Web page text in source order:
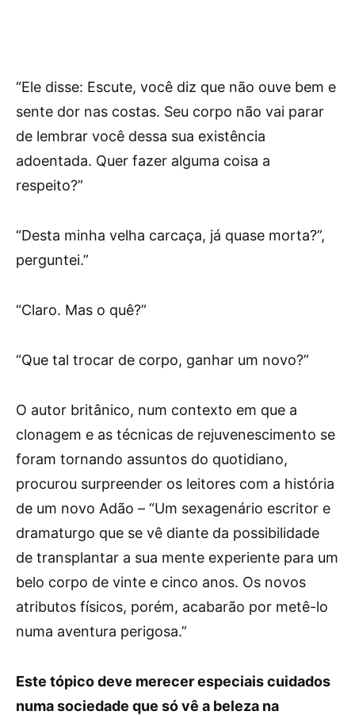
“Ele disse: Escute, você diz que não ouve bem e
sente dor nas costas. Seu corpo não vai parar
de lembrar você dessa sua existência
adoentada. Quer fazer alguma coisa a
respeito?”
“Desta minha velha carcaça, já quase morta?”,
perguntei.”
“Claro. Mas o quê?”
“Que tal trocar de corpo, ganhar um novo?”
O autor britânico, num contexto em que a
clonagem e as técnicas de rejuvenescimento se
foram tornando assuntos do quotidiano,
procurou surpreender os leitores com a história
de um novo Adão – “Um sexagenário escritor e
dramaturgo que se vê diante da possibilidade
de transplantar a sua mente experiente para um
belo corpo de vinte e cinco anos. Os novos
atributos físicos, porém, acabarão por metê-lo
numa aventura perigosa.”
Este tópico deve merecer especiais cuidados
numa sociedade que só vê a beleza na